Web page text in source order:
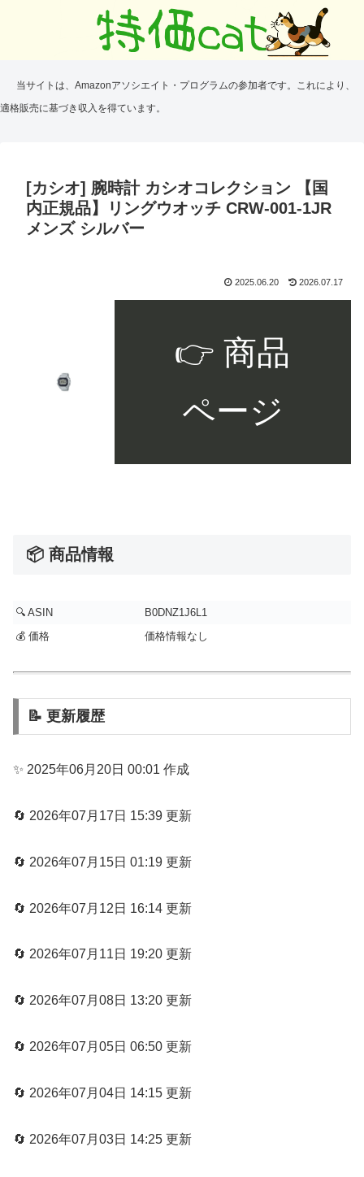
当サイトは、Amazonアソシエイト・プログラムの参加者です。これにより、
適格販売に基づき収入を得ています。
[カシオ] 腕時計 カシオコレクション 【国
内正規品】リングウオッチ CRW-001-1JR
メンズ シルバー
2025.06.20 2026.07.17
👉 商品
ページ
📦 商品情報
🔍 ASIN
B0DNZ1J6L1
💰 価格
価格情報なし
📝 更新履歴
✨ 2025年06月20日 00:01 作成
🔄 2026年07月17日 15:39 更新
🔄 2026年07月15日 01:19 更新
🔄 2026年07月12日 16:14 更新
🔄 2026年07月11日 19:20 更新
🔄 2026年07月08日 13:20 更新
🔄 2026年07月05日 06:50 更新
🔄 2026年07月04日 14:15 更新
🔄 2026年07月03日 14:25 更新